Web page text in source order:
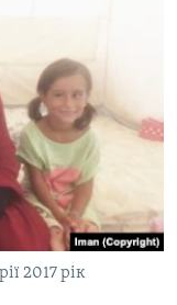
2017 рік